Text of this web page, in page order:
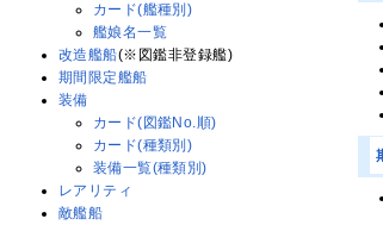
カード(艦種別)
艦娘名一覧
改造艦船(※図鑑非登録艦)
期間限定艦船
装備
カード(図鑑No.順)
カード(種類別)
装備一覧(種類別)
レアリティ
敵艦船